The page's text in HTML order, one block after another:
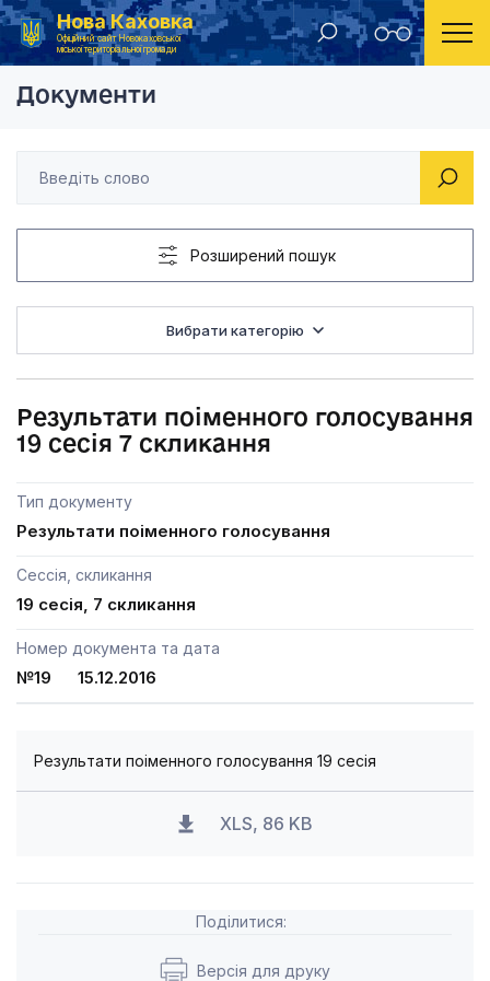
Нова Каховка
Офіційний сайт Новокаховської
міської територіальної громади
Головна Результати поіменного голосування депутатів міської ради Результати
Документи
Розширений пошук
Вибрати категорію
Результати поіменного голосування
19 сесія 7 скликання
Тип документу
Результати поіменного голосування
Сессія, скликання
19 сесія, 7 скликання
Номер документа та дата
№19 15.12.2016
Результати поіменного голосування 19 сесія
XLS, 86 KB
Поділитися:
Версія для друку